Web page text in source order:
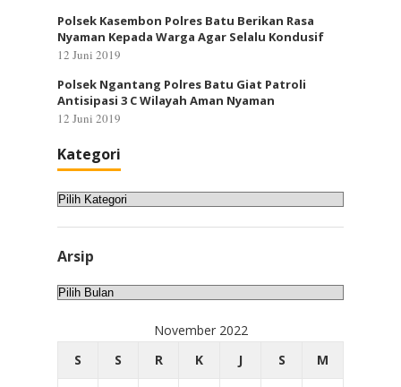
Polsek Kasembon Polres Batu Berikan Rasa
Nyaman Kepada Warga Agar Selalu Kondusif
12 Juni 2019
Polsek Ngantang Polres Batu Giat Patroli
Antisipasi 3 C Wilayah Aman Nyaman
12 Juni 2019
Kategori
Kategori
Arsip
Arsip
November 2022
S
S R K J S M